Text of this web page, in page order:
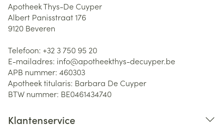
Apotheek Thys-De Cuyper
Albert Panisstraat 176
9120 Beveren
Telefoon: +32 3 750 95 20
E-mailadres: info@apotheekthys-decuyper.be
APB nummer: 460303
Apotheek titularis: Barbara De Cuyper
BTW nummer: BE0461434740
Klantenservice